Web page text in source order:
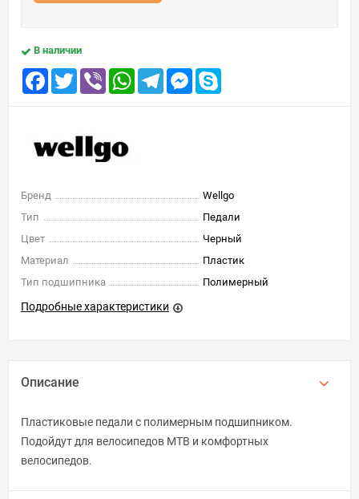
В наличии
Facebook
TwitterViber WhatsAppTelegramMessenger
Бренд
Wellgo
Тип
Педали
Цвет
Черный
Материал
Пластик
Тип подшипника
Полимерный
Подробные характеристики
Описание
Пластиковые педали с полимерным подшипником.
Подойдут для велосипедов МТВ и комфортных
велосипедов.